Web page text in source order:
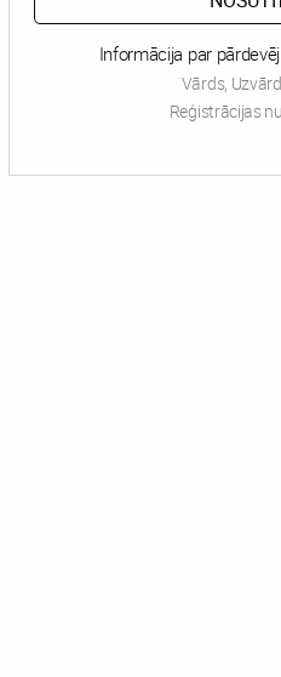
Informācija par
Vārds,
Reģistrācijas